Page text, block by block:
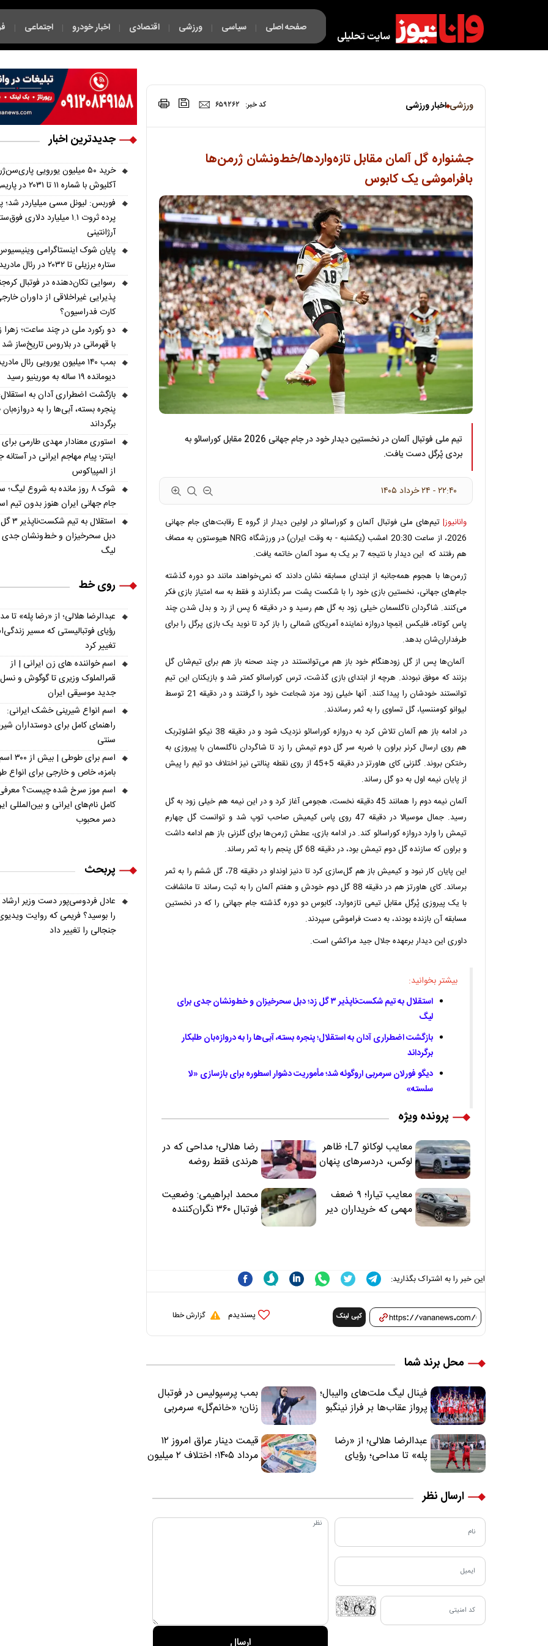
صفحه اصلی | سیاسی | ورزشی | اقتصادی | اخبار خودرو | اجتماعی |
فکت لایف |
ورزشی اخبار ورزشی کد خبر: ۶۵۹۲۶۲
جشنواره گل آلمان مقابل تازه‌واردها/خط‌ونشان ژرمن‌ها
بافراموشی یک کابوس
تیم ملی فوتبال آلمان در نخستین دیدار خود در جام جهانی 2026 مقابل کوراسائو به
بردی پُرگل دست یافت.
۲۲:۴۰ - ۲۴ خرداد ۱۴۰۵
وانانیوز|
تیم‌های ملی فوتبال آلمان و کوراسائو در اولین دیدار از گروه E رقابت‌های جام جهانی
2026، از ساعت 20:30 امشب (یکشنبه - به وقت ایران) در ورزشگاه NRG هیوستون به مصاف
هم رفتند که این دیدار با نتیجه 7 بر یک به سود آلمان خاتمه یافت.
ژرمن‌ها با هجوم همه‌جانبه از ابتدای مسابقه نشان دادند که نمی‌خواهند مانند دو دوره گذشته
جام‌های جهانی، نخستین بازی خود را با شکست پشت سر بگذارند و فقط به سه امتیاز بازی فکر
می‌کنند. شاگردان ناگلسمان خیلی زود به گل هم رسید و در دقیقه 6 پس از رد و بدل شدن چند
پاس کوتاه، فلیکس اِنمِچا دروازه نماینده آمریکای شمالی را باز کرد تا نوید یک بازی پرگل را برای
طرفداران‌شان بدهد.
آلمان‌ها پس از گل زودهنگام خود باز هم می‌توانستند در چند صحنه باز هم برای تیم‌شان گل
بزنند که موفق نبودند. هرچه از ابتدای بازی گذشت، ترس کوراسائو کمتر شد و بازیکنان این تیم
توانستند خودشان را پیدا کنند. آنها خیلی زود مزد شجاعت خود را گرفتند و در دقیقه 21 توسط
لیوانو کومننسیا، گل تساوی را به ثمر رساندند.
در ادامه باز هم آلمان تلاش کرد به دروازه کوراسائو نزدیک شود و در دقیقه 38 نیکو اشلوتِربک
هم روی ارسال کرنر براون با ضربه سر گل دوم تیمش را زد تا شاگردان ناگلسمان با پیروزی به
رختکن بروند. گلزنی کای هاورتز در دقیقه 5+45 از روی نقطه پنالتی نیز اختلاف دو تیم را پیش
از پایان نیمه اول به دو گل رساند.
آلمان نیمه دوم را همانند 45 دقیقه نخست، هجومی آغاز کرد و در این نیمه هم خیلی زود به گل
رسید. جمال موسیالا در دقیقه 47 روی پاس کیمیش صاحب توپ شد و توانست گل چهارم
تیمش را وارد دروازه کوراسائو کند. در ادامه بازی‌، عطش ژرمن‌ها برای گلزنی باز هم ادامه داشت
و براون که سازنده گل دوم تیمش بود، در دقیقه 68 گل پنجم را به ثمر رساند.
این پایان کار نبود و کیمیش باز هم گل‌سازی کرد تا دنیز اونداو در دقیقه 78، گل ششم را به ثمر
برساند. کای هاورتز هم در دقیقه 88 گل دوم خودش و هفتم آلمان را به ثبت رساند تا مانشافت
با یک پیروزی پُرگل مقابل تیمی تازه‌وارد، کابوس دو دوره گذشته جام جهانی را که در نخستین
مسابقه آن بازنده بودند، به دست فراموشی سپردند.
داوری این دیدار برعهده جلال جید مراکشی است.
بیشتر بخوانید:
استقلال به تیم شکست‌ناپذیر ۳ گل زد؛ دبل سحرخیزان و خط‌ونشان جدی برای
لیگ
بازگشت اضطراری آدان به استقلال؛ پنجره بسته، آبی‌ها را به دروازه‌بان طلبکار
برگرداند
دیگو فورلان سرمربی اروگوئه شد؛ مأموریت دشوار اسطوره برای بازسازی «لا
سلسته»
پرونده ویژه
معایب لوکانو L7؛ ظاهر
لوکس، دردسرهای پنهان
رضا هلالی؛ مداحی که در
هرندی فقط روضه
«تکیه‌گاه آقا مرتضی
علی(ع)» را جدی‌تر
معایب تیارا؛ ۹ ضعف
مهمی که خریداران دیر
محمد ابراهیمی: وضعیت
فوتبال ۳۶۰ نگران‌کننده
این خبر را به اشتراک بگذارید:
کپی لینک پسندیدم گزارش خطا
محل برند شما
فینال لیگ ملت‌های والیبال؛
پرواز عقاب‌ها بر فراز نینگبو
بمب پرسپولیس در فوتبال
زنان؛ «خانم‌گل» سرمربی
عبدالرضا هلالی؛ از «رضا
پله» تا مداحی؛ رؤیای
قیمت دینار عراق امروز ۱۲
مرداد ۱۴۰۵؛ اختلاف ۲ میلیون
ارسال نظر
جدیدترین اخبار
خرید ۵۰ میلیون یورویی
آکلیوش با شماره ۱۱ تا ۲۰۳۱ در پاریس
فوربس: لیونل مسی میلیاردر
پرده ثروت ۱.۱ میلیارد دلاری
آرژانتینی
پایان شوک اینستاگرامی
ستاره برزیلی تا ۲۰۳۲ در رئال مادرید ماند
رسوایی تکان‌دهنده در فوتبال
پذیرایی غیراخلاقی از داوران
کارت فدراسیون؟
دو رکورد ملی در چند ساعت؛ زهرا
با قهرمانی در بلاروس تاریخ‌ساز شد
بمب ۱۴۰ میلیون یورویی رئال
دیومانده ۱۹ ساله به مورینیو رسید
بازگشت اضطراری آدان به
پنجره بسته، آبی‌ها را به دروازه‌بان
برگرداند
استوری معنادار مهدی طارمی برای
اینتر؛ پیام مهاجم ایرانی در
از المپیاکوس
شوک ۸ روز مانده به شروع لیگ؛
جام جهانی ایران هنوز بدون تیم
استقلال به
دبل سحرخیزان و خط‌ونشان جدی
لیگ
روی خط
عبدالرضا هلالی؛ از «رضا پله» تا
رؤیای فوتبالیستی که مسیر
تغییر کرد
اسم خواننده های زن ایرانی | از
قمرالملوک وزیری تا گوگوش و نسل
جدید موسیقی ایران
اسم انواع شیرینی خشک ایرانی:
راهنمای کامل برای دوستداران
سنتی
اسم برای
بامزه، خاص و خارجی برای انواع
اسم موز سرخ شده چیست؟
کامل نام‌های ایرانی و بین‌المللی
دسر محبوب
پربحث
عادل فردوسی‌پور دست وزیر ارشاد
را بوسید؟ فریمی که روایت
جنجالی را تغییر داد